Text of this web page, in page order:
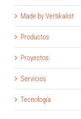
Made by Vertikalist
Productos
Proyectos
Servicios
Tecnología